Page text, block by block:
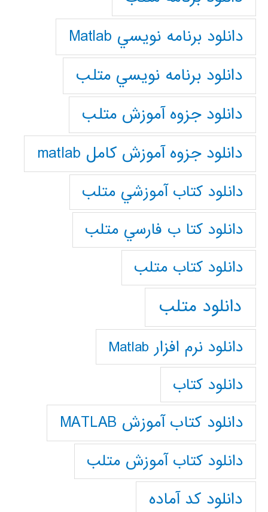
دانلود برنامه نويسي Matlab
دانلود برنامه نويسي متلب
دانلود جزوه آموزش متلب
دانلود جزوه آموزش کامل matlab
دانلود كتاب آموزشي متلب
دانلود كتا ب فارسي متلب
دانلود كتاب متلب
دانلود متلب
دانلود نرم افزار Matlab
دانلود کتاب
دانلود کتاب آموزش MATLAB
دانلود کتاب آموزش متلب
دانلود کد آماده